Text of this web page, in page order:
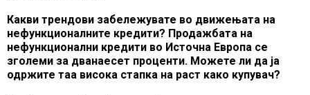
Какви трендови забележувате во движењата на
нефункционалните кредити? Продажбата на
нефункционални кредити во Источна Европа се
зголеми за дванаесет проценти. Можете ли да ја
одржите таа висока стапка на раст како купувач?